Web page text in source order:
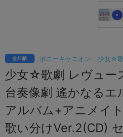
ポニーキャニオン 少女☆
全年齢
少女☆歌劇 レヴュー
台奏像劇 遙かなるエ
アルバム+アニメイ
歌い分けVer.2(CD)